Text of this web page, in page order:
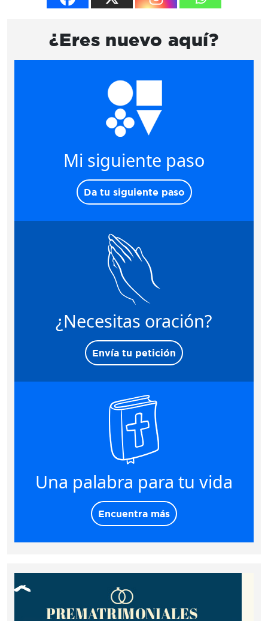
¿Eres nuevo aquí?
Mi siguiente paso
Da tu siguiente paso
¿Necesitas oración?
Envía tu petición
Una palabra para tu vida
Encuentra más